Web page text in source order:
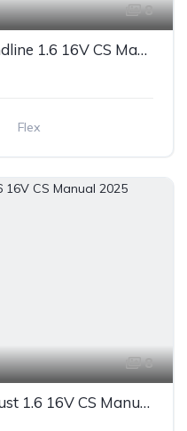
8
Volkswagen Saveiro Trendline 1.6 16V CS Manual 2026
Flex
8
Volkswagen Saveiro Robust 1.6 16V CS Manual 2025